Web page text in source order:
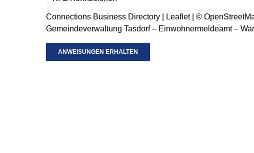
Connections Business Directory Leaflet| ©
Gemeindeverwaltung Tasdorf – Einwohnermeldeamt –
ANWEISUNGEN ERHALTEN